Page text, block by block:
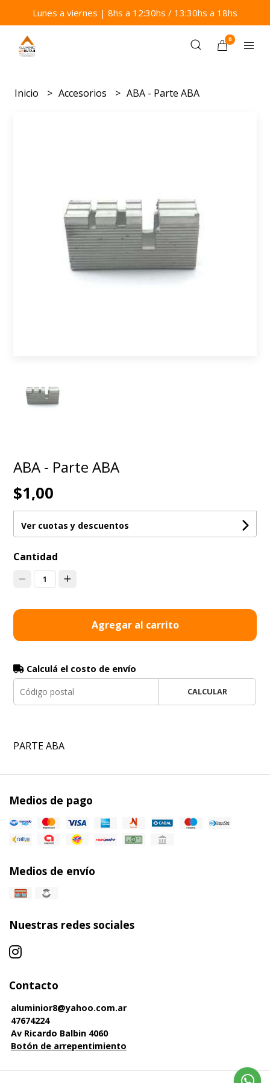
Lunes a viernes | 8hs a 12:30hs / 13:30hs a 18hs
0
Inicio Accesorios ABA - Parte ABA
ABA - Parte ABA
$1,00
Ver cuotas y descuentos
Cantidad
1
Agregar al carrito
Calculá el costo de envío
CALCULAR
PARTE ABA
Medios de pago
Medios de envío
Nuestras redes sociales
Contacto
aluminior8@yahoo.com.ar
47674224
Av Ricardo Balbin 4060
Botón de arrepentimiento